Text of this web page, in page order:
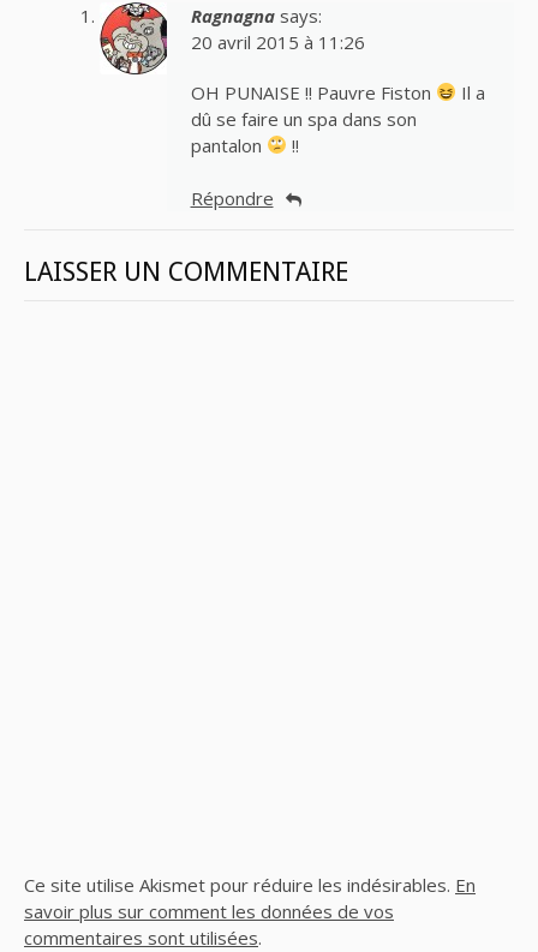
Ragnagna says:
20 avril 2015 à 11:26
OH PUNAISE !! Pauvre Fiston
Il a
dû se faire un spa dans son
pantalon
!!
Répondre
LAISSER UN COMMENTAIRE
Ce site utilise Akismet pour réduire les indésirables. En
savoir plus sur comment les données de vos
commentaires sont utilisées.